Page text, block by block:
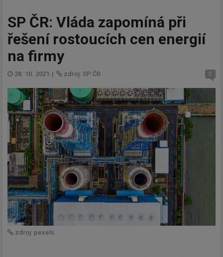
SP ČR: Vláda zapomíná při
řešení rostoucích cen energií
na firmy
28. 10. 2021 | zdroj: SP ČR 0
zdroj: pexels